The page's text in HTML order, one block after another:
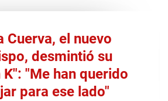
Cuerva, el nuevo
desmintió su
"Me han querido
para ese lado"